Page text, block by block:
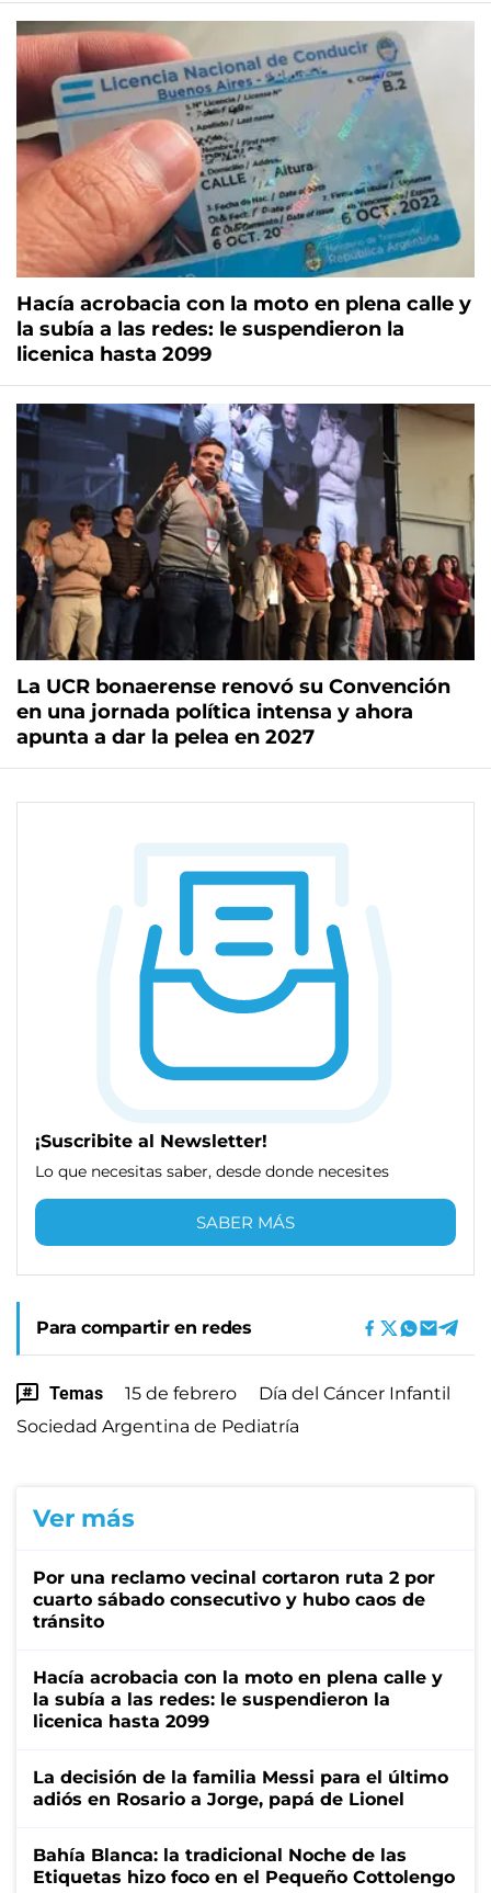
Hacía acrobacia con la moto en plena calle y
la subía a las redes: le suspendieron la
licenica hasta 2099
La UCR bonaerense renovó su Convención
en una jornada política intensa y ahora
apunta a dar la pelea en 2027
¡Suscribite al Newsletter!
Lo que necesitas saber, desde donde necesites
SABER MÁS
Para compartir en redes
Temas 15 de febrero
Día del Cáncer Infantil
Sociedad Argentina de Pediatría
Ver más
Por una reclamo vecinal cortaron ruta 2 por
cuarto sábado consecutivo y hubo caos de
tránsito
Hacía acrobacia con la moto en plena calle y
la subía a las redes: le suspendieron la
licenica hasta 2099
La decisión de la familia Messi para el último
adiós en Rosario a Jorge, papá de Lionel
Bahía Blanca: la tradicional Noche de las
Etiquetas hizo foco en el Pequeño Cottolengo